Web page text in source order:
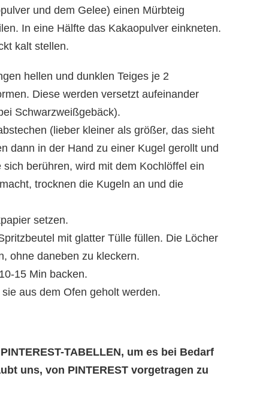
und dem Gelee) einen Mürbteig
In eine Hälfte das Kakaopulver einkneten.
kalt stellen.
hellen und dunklen Teiges je 2
Diese werden versetzt aufeinander
Schwarzweißgebäck).
(lieber kleiner als größer, das sieht
dann in der Hand zu einer Kugel gerollt und
berühren, wird mit dem Kochlöffel ein
trocknen die Kugeln an und die
setzen.
mit glatter Tülle füllen. Die Löcher
ohne daneben zu kleckern.
15 Min backen.
aus dem Ofen geholt werden.
TABELLEN, um es bei Bedarf
uns, von PINTEREST vorgetragen zu